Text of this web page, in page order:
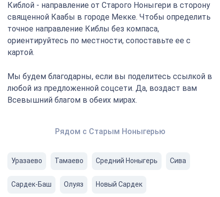
Киблой - направление от Старого Ноныгери в сторону
священной Каабы в городе Мекке. Чтобы определить
точное направление Киблы без компаса,
ориентируйтесь по местности, сопоставьте ее с
картой.
Мы будем благодарны, если вы поделитесь ссылкой в
любой из предложенной соцсети. Да, воздаст вам
Всевышний благом в обеих мирах.
Рядом с Старым Ноныгерью
Уразаево Тамаево Средний Ноныгерь Сива
Сардек-Баш Олуяз Новый Сардек